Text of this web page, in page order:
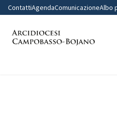
ContattiAgendaComunicazioneAlbo